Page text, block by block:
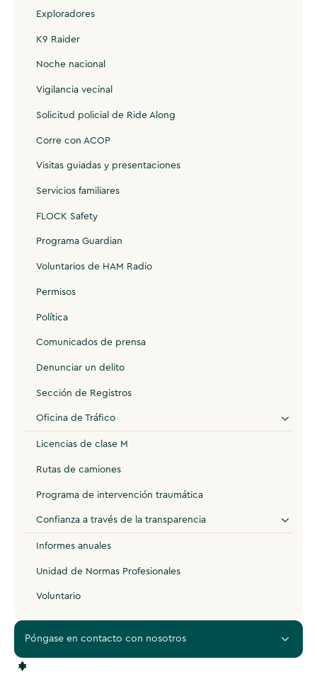
Exploradores
K9 Raider
Noche nacional
Vigilancia vecinal
Solicitud policial de Ride Along
Corre con ACOP
Visitas guiadas y presentaciones
Servicios familiares
FLOCK Safety
Programa Guardian
Voluntarios de HAM Radio
Permisos
Política
Comunicados de prensa
Denunciar un delito
Sección de Registros
Oficina de Tráfico
Licencias de clase M
Rutas de camiones
Programa de intervención traumática
Confianza a través de la transparencia
Informes anuales
Unidad de Normas Profesionales
Voluntario
Póngase en contacto con nosotros